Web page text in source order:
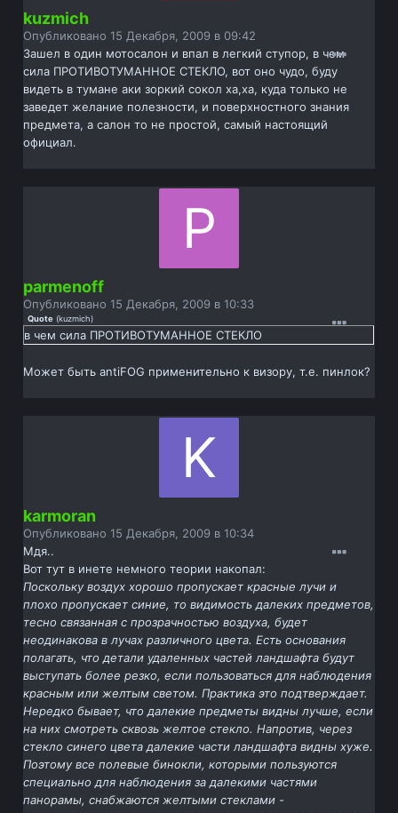
kuzmich
Опубликовано15 Декабря, 2009 в 09:42
Зашел в один мотосалон и впал в легкий ступор, в чем
сила ПРОТИВОТУМАННОЕ СТЕКЛО, вот оно чудо, буду
видеть в тумане аки зоркий сокол ха,ха, куда только не
заведет желание полезности, и поверхностного знания
предмета, а салон то не простой, самый настоящий
официал.
parmenoff
Опубликовано15 Декабря, 2009 в 10:33
Quote (kuzmich)
в чем сила ПРОТИВОТУМАННОЕ СТЕКЛО
Может быть antiFOG применительно к визору, т.е. пинлок?
karmoran
Опубликовано15 Декабря, 2009 в 10:34
Мдя..
Вот тут в инете немного теории накопал:
Поскольку воздух хорошо пропускает красные лучи и
плохо пропускает синие, то видимость далеких предметов,
тесно связанная с прозрачностью воздуха, будет
неодинакова в лучах различного цвета. Есть основания
полагать, что детали удаленных частей ландшафта будут
выступать более резко, если пользоваться для наблюдения
красным или желтым светом. Практика это подтверждает.
Нередко бывает, что далекие предметы видны лучше, если
на них смотреть сквозь желтое стекло. Напротив, через
стекло синего цвета далекие части ландшафта видны хуже.
Поэтому все полевые бинокли, которыми пользуются
специально для наблюдения за далекими частями
панорамы, снабжаются желтыми стеклами -